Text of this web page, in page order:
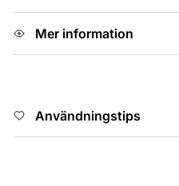
Mer information
Användningstips